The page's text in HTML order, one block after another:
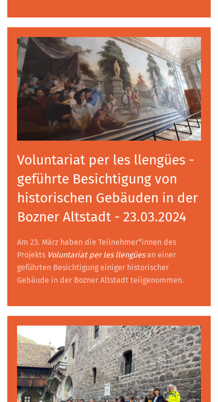
Voluntariat per les llengües -
geführte Besichtigung von
historischen Gebäuden in der
Bozner Altstadt - 23.03.2024
Am 23. März haben die Teilnehmer*innen des
Projekts Voluntariat per les llengüesan einer
geführten Besichtigung einiger historischer
Gebäude in der Bozner Altstadt teilgenommen.